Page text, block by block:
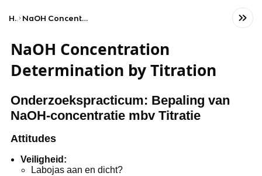
Home NaOH Concentration Determination by Titration
NaOH Concentration
Determination by Titration
Onderzoekspracticum: Bepaling van
NaOH-concentratie mbv Titratie
Attitudes
Veiligheid:
Labojas aan en dicht?